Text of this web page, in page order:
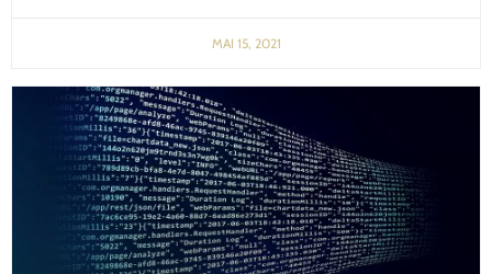
MAI 15, 2021